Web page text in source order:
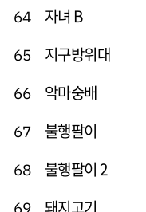
64 자녀 B
65 지구방위대
66 악마숭배
67 불행팔이
68 불행팔이 2
69 돼지고기